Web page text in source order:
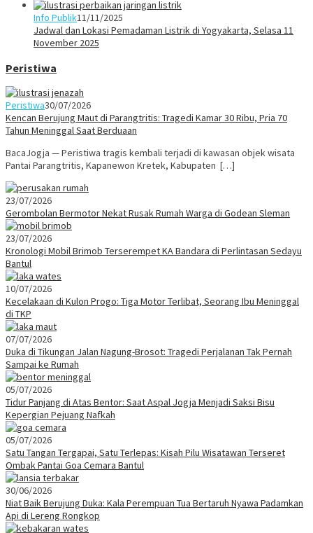
Info Publik11/11/2025
Jadwal dan Lokasi Pemadaman Listrik di Yogyakarta, Selasa 11
November 2025
Peristiwa
Peristiwa30/07/2026
Kencan Berujung Maut di Parangtritis: Tragedi Kamar 30 Ribu, Pria 70
Tahun Meninggal Saat Berduaan
BacaJogja — Peristiwa tragis kembali terjadi di kawasan objek wisata
Pantai Parangtritis, Kapanewon Kretek, Kabupaten […]
23/07/2026
Gerombolan Bermotor Nekat Rusak Rumah Warga di Godean Sleman
23/07/2026
Kronologi Mobil Brimob Terserempet KA Bandara di Perlintasan Sedayu
Bantul
10/07/2026
Kecelakaan di Kulon Progo: Tiga Motor Terlibat, Seorang Ibu Meninggal
di TKP
07/07/2026
Duka di Tikungan Jalan Nagung-Brosot: Tragedi Perjalanan Tak Pernah
Sampai ke Rumah
05/07/2026
Tidur Panjang di Atas Bentor: Saat Aspal Jogja Menjadi Saksi Bisu
Kepergian Pejuang Nafkah
05/07/2026
Satu Tangan Tergapai, Satu Terlepas: Kisah Pilu Wisatawan Terseret
Ombak Pantai Goa Cemara Bantul
30/06/2026
Niat Baik Berujung Duka: Kala Perempuan Tua Bertaruh Nyawa Padamkan
Api di Lereng Rongkop